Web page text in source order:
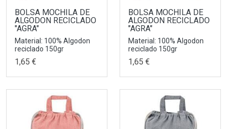
BOLSA MOCHILA DE
ALGODON RECICLADO
"AGRA"
Material: 100% Algodon
reciclado 150gr
1,65 €
BOLSA MOCHILA DE
ALGODON RECICLADO
"AGRA"
Material: 100% Algodon
reciclado 150gr
1,65 €